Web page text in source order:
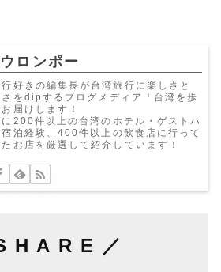
ロンポー
好きの編集長が台湾旅行に楽しさと
をdipするブログメディア「台湾を歩
届けします！
200件以上の台湾のホテル・ゲストハ
宿泊経験、400件以上の飲食店に行って
たお店を厳選して紹介しています！
H A R E ／